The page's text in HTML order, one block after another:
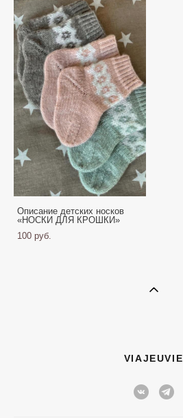
Описание детских носков
«НОСКИ ДЛЯ КРОШКИ»
100 pуб.
VIAJEUVIE